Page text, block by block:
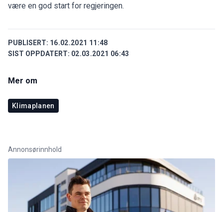
være en god start for regjeringen.
PUBLISERT: 16.02.2021 11:48
SIST OPPDATERT: 02.03.2021 06:43
Mer om
Klimaplanen
Annonsørinnhold